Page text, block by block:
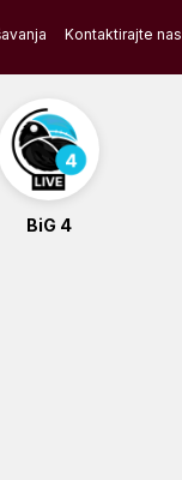
Kontaktirajte nas
BiG 4